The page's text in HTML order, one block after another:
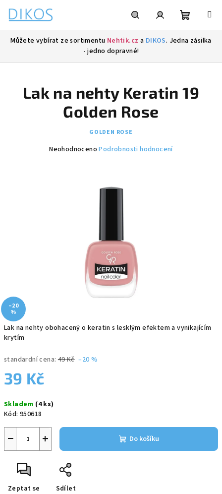
obsah
Můžete vybírat ze sortimentu Nehtik.cz a DIKOS. Jedna zásilka
- jedno dopravné!
Lak na nehty obohacený o keratin s lesklým efektem a vynikajícím
krytím
standardní cena: 49 Kč –20 %
39 Kč
cena:
Skladem (4 ks)
Kód: 950618
+
− Do košíku
Zeptat se Sdílet
Lak na nehty Keratin 19
Golden Rose
GOLDEN ROSE
Průměrné
Neohodnoceno Podrobnosti hodnocení
–20
%